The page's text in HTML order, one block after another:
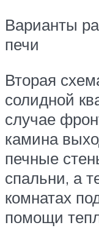
Варианты
печи
Вторая
солидной
случае
камина
печные
спальни, а
комнатах
помощи